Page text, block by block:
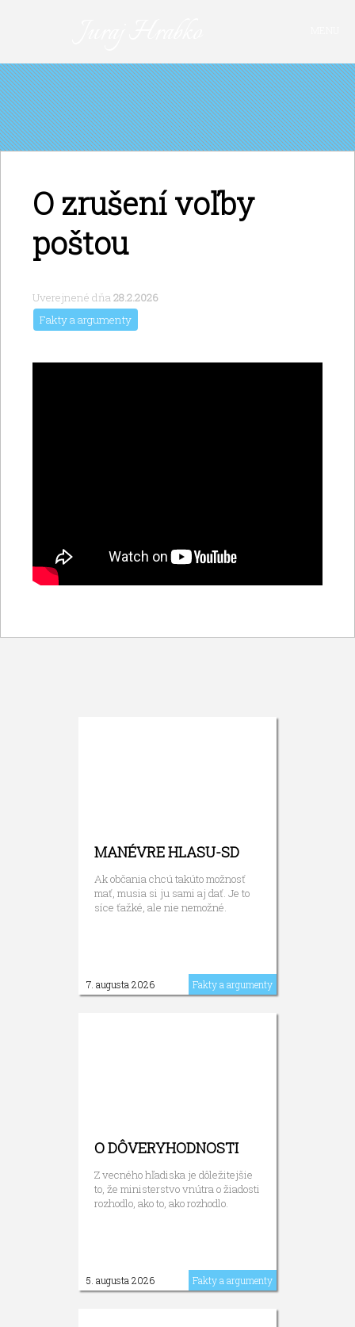
FAKTY A ARGUMENTY
KAVIAREŇ
VIDEO
O MNE
PRIHLÁSIŤ SA
O zrušení voľby
poštou
Uverejnené dňa28.2.2026
Fakty a argumenty
MANÉVRE HLASU-SD
Ak občania chcú takúto možnosť
mať, musia si ju sami aj dať. Je to
síce ťažké, ale nie nemožné.
7. augusta 2026 Fakty a argumenty
O DÔVERYHODNOSTI
Z vecného hľadiska je dôležitejšie
to, že ministerstvo vnútra o žiadosti
rozhodlo, ako to, ako rozhodlo.
5. augusta 2026 Fakty a argumenty